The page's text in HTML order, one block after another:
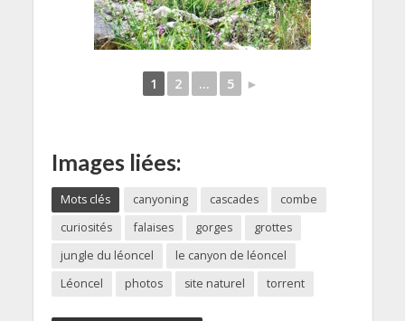
1 2 ... 5 ►
Images liées:
Mots clés canyoning cascades
combe
curiosités
falaises gorges
grottes
jungle du léoncel
le canyon de léoncel
Léoncel
photos site naturel torrent